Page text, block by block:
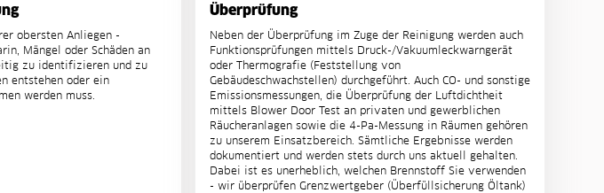
obersten Anliegen -
Mängel oder Schäden an
zu identifizieren und zu
entstehen oder ein
werden muss.
Überprüfung
Neben der Überprüfung im Zuge der Reinigung werden auch
Funktionsprüfungen mittels Druck-/Vakuumleckwarngerät
oder Thermografie (Feststellung von
Gebäudeschwachstellen) durchgeführt. Auch CO- und sonstige
Emissionsmessungen, die Überprüfung der Luftdichtheit
mittels Blower Door Test an privaten und gewerblichen
Räucheranlagen sowie die 4-Pa-Messung in Räumen gehören
zu unserem Einsatzbereich. Sämtliche Ergebnisse werden
dokumentiert und werden stets durch uns aktuell gehalten.
Dabei ist es unerheblich, welchen Brennstoff Sie verwenden
- wir überprüfen Grenzwertgeber (Überfüllsicherung Öltank)